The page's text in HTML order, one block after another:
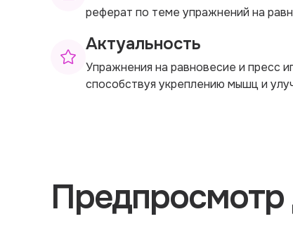
реферат по теме упражнений на
Актуальность
Упражнения на равновесие и пресс
способствуя укреплению мышц и
Предпросмотр